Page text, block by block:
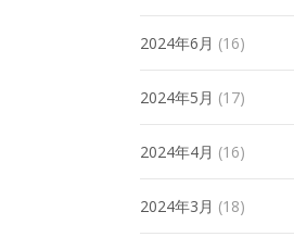
2024年6月 (16)
2024年5月 (17)
2024年4月 (16)
2024年3月 (18)